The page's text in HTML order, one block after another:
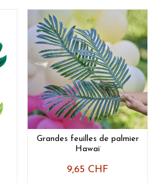
Grandes feuilles de palmier
Hawaï
9,65 CHF